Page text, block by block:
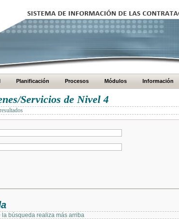
Planificación Procesos Módulos Información
Servicios de Nivel 4
la búsqueda realiza más arriba